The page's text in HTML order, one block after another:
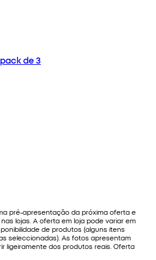
de 3
pré-apresentação da próxima oferta e
lojas. A oferta em loja pode variar em
de produtos (alguns itens
seleccionadas). As fotos apresentam
ligeiramente dos produtos reais. Oferta